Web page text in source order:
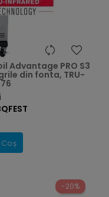
Advantage PRO S3
din fonta, TRU-
-20%